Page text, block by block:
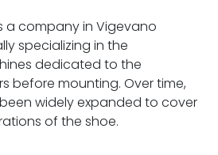
is a company in Vigevano
specializing in the
dedicated to the
before mounting. Over time,
widely expanded to cover
of the shoe.